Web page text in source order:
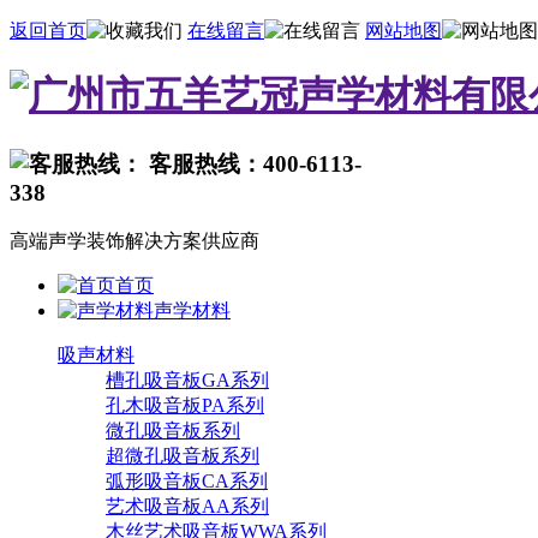
返回首页 在线留言 网站地图
客服热线：400-6113-
338
高端声学装饰解决方案供应商
首页
声学材料
吸声材料
槽孔吸音板GA系列
孔木吸音板PA系列
微孔吸音板系列
超微孔吸音板系列
弧形吸音板CA系列
艺术吸音板AA系列
木丝艺术吸音板WWA系列